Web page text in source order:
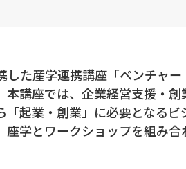
た産学連携講座「ベンチャ
講座では、企業経営支援・
起業・創業」に必要となる
座学とワークショップを組み